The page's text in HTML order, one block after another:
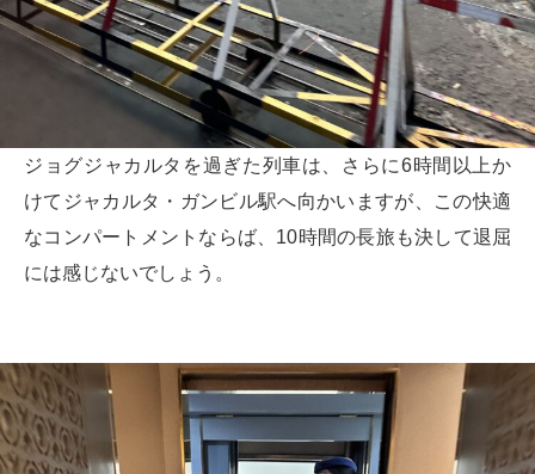
ジョグジャカルタを過ぎた列車は、さらに6時間以上か
けてジャカルタ・ガンビル駅へ向かいますが、この快適
なコンパートメントならば、10時間の長旅も決して退屈
には感じないでしょう。